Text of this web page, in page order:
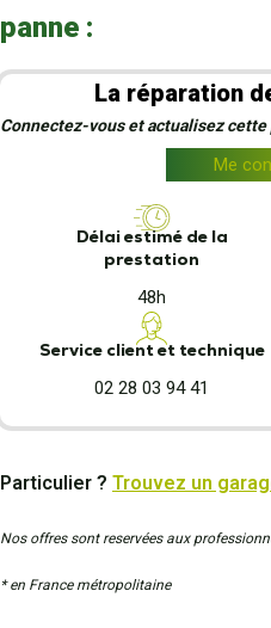
panne :
La réparation
Connectez-vous et actualisez cette
Me
Délai estimé de la
prestation
48h
Service client et technique
02 28 03 94 41
Particulier ? Trouvez un
Nos offres sont reservées aux
* en France métropolitaine